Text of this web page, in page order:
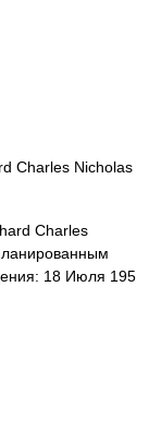
Charles Nicholas
Charles
18 Июля 195